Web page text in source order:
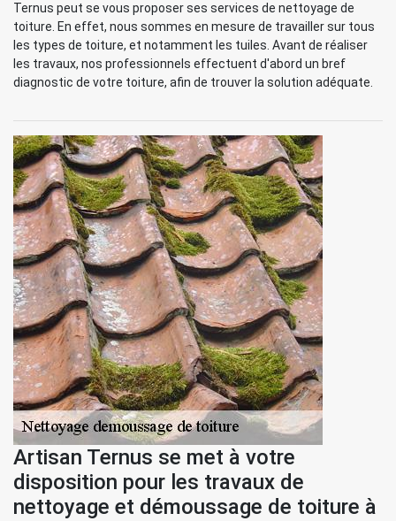
Ternus peut se vous proposer ses services de nettoyage de
toiture. En effet, nous sommes en mesure de travailler sur tous
les types de toiture, et notamment les tuiles. Avant de réaliser
les travaux, nos professionnels effectuent d'abord un bref
diagnostic de votre toiture, afin de trouver la solution adéquate.
Artisan Ternus se met à votre
disposition pour les travaux de
nettoyage et démoussage de toiture à